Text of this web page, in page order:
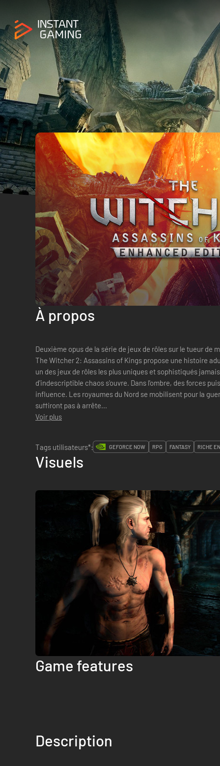
À propos
Deuxième opus de la série de jeux de rôles sur le tueur de
The Witcher 2: Assassins of Kings propose une histoire
un des jeux de rôles les plus uniques et sophistiqués jamais sortis sur
d'indescriptible chaos s'ouvre. Dans l'ombre, des forces
influence. Les royaumes du Nord se mobilisent pour la
suffiront pas à arrête...
Voir plus
Tags utilisateurs*:
GEFORCE NOW RPG FANTASY RICHE
Visuels
Game features
Description